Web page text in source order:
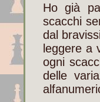
Ho già
scacchi
dal
leggere a
ogni
delle